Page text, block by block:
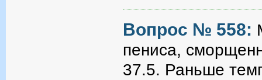
Вопрос № 558:
пениса,
37.5. Раньше